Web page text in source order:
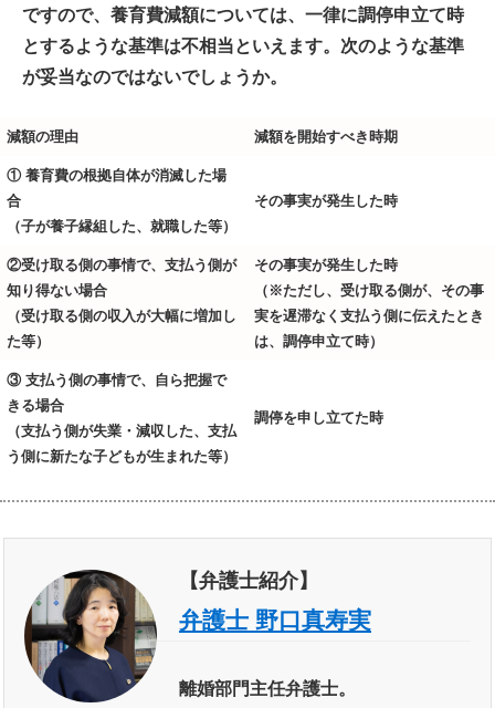
ですので、養育費減額については、一律に調停申立て時
とするような基準は不相当といえます。次のような基準
が妥当なのではないでしょうか。
減額の理由 減額を開始すべき時期
① 養育費の根拠自体が消滅した場
合
（子が養子縁組した、就職した等）
その事実が発生した時
②受け取る側の事情で、支払う側が
知り得ない場合
（受け取る側の収入が大幅に増加し
た等）
その事実が発生した時
（※ただし、受け取る側が、その事
実を遅滞なく支払う側に伝えたとき
は、調停申立て時）
③ 支払う側の事情で、自ら把握で
きる場合
（支払う側が失業・減収した、支払
う側に新たな子どもが生まれた等）
調停を申し立てた時
【弁護士紹介】
弁護士 野口真寿実
離婚部門主任弁護士。